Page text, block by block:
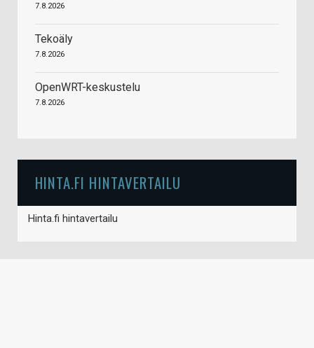
7.8.2026
Tekoäly
7.8.2026
OpenWRT-keskustelu
7.8.2026
HINTA.FI HINTAVERTAILU
Hinta.fi hintavertailu